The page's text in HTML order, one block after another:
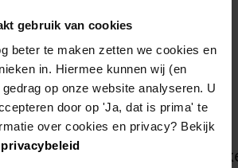
gebruik van cookies
beter te maken zetten we cookies en
in. Hiermee kunnen wij (en
op onze website analyseren. U
door op 'Ja, dat is prima' te
over cookies en privacy? Bekijk
privacybeleid
uit westfriesland online
filmbeelden uit Westfriesland